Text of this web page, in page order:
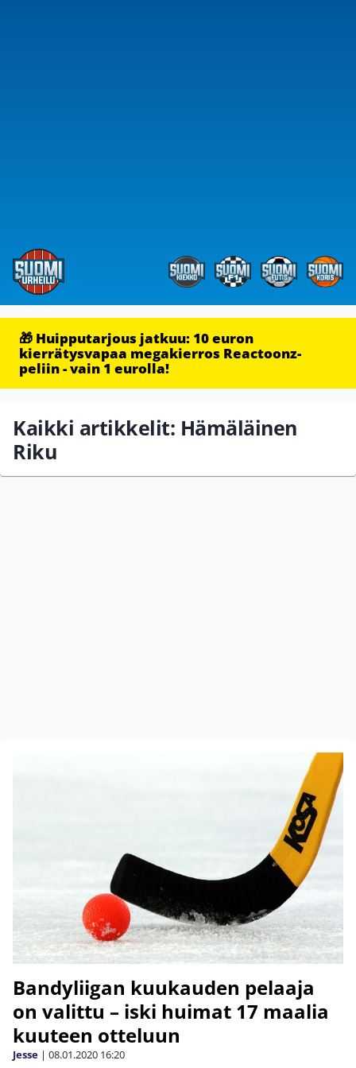
🎁 Huipputarjous jatkuu: 10 euron
kierrätysvapaa megakierros Reactoonz-
peliin - vain 1 eurolla!
Kaikki artikkelit: Hämäläinen
Riku
Bandyliigan kuukauden pelaaja
on valittu – iski huimat 17 maalia
kuuteen otteluun
Jesse | 08.01.2020 16:20